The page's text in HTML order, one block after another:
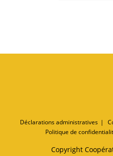
Déclarations administratives
Politique de
Copyright